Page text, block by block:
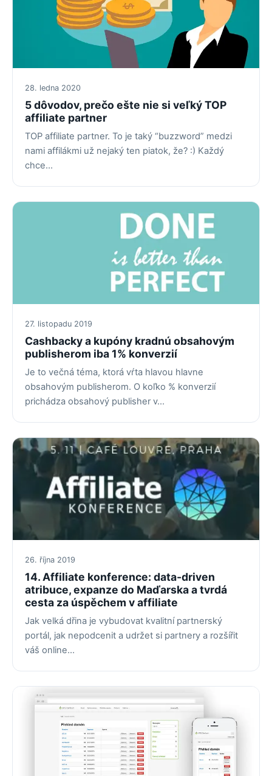
28. ledna 2020
5 dôvodov, prečo ešte nie si veľký TOP
affiliate partner
TOP affiliate partner. To je taký “buzzword” medzi
nami affilákmi už nejaký ten piatok, že? :) Každý
chce…
27. listopadu 2019
Cashbacky a kupóny kradnú obsahovým
publisherom iba 1% konverzií
Je to večná téma, ktorá vŕta hlavou hlavne
obsahovým publisherom. O koľko % konverzií
prichádza obsahový publisher v…
26. října 2019
14. Affiliate konference: data-driven
atribuce, expanze do Maďarska a tvrdá
cesta za úspěchem v affiliate
Jak velká dřina je vybudovat kvalitní partnerský
portál, jak nepodcenit a udržet si partnery a rozšířit
váš online…